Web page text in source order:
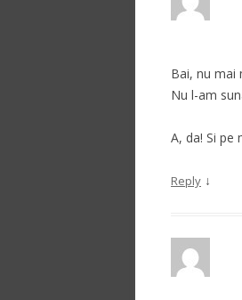
Bai, nu mai
Nu l-am
A, da! Si pe
Reply ↓